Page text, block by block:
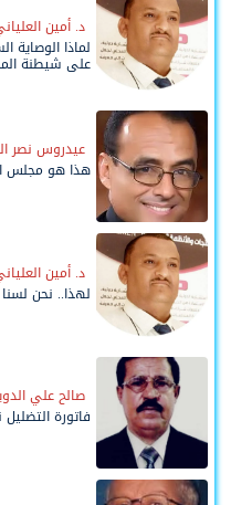
د. أمين
لماذا الوصاية
على شيطنة
عيدروس نصر
هذا هو مجلس
د. أمين
لهذا.. نحن
صالح علي
فاتورة